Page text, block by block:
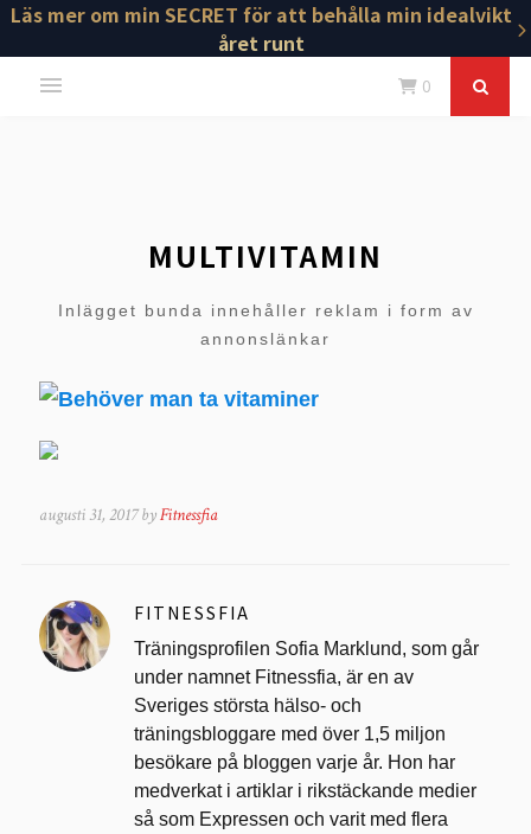
Läs mer om min SECRET för att behålla min idealvikt
året runt
0
MULTIVITAMIN
Inlägget bunda innehåller reklam i form av
annonslänkar
augusti 31, 2017 byFitnessfia
FITNESSFIA
Träningsprofilen Sofia Marklund, som går
under namnet Fitnessfia, är en av
Sveriges största hälso- och
träningsbloggare med över 1,5 miljon
besökare på bloggen varje år. Hon har
medverkat i artiklar i rikstäckande medier
så som Expressen och varit med flera